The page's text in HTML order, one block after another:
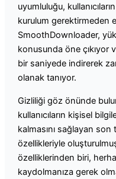
uyumluluğu,
kurulum gerektirmeden
SmoothDownloader,
konusunda öne çıkıyor
bir saniyede indirerek
olanak tanıyor.
Gizliliği göz önünde
kullanıcıların kişisel
kalmasını sağlayan
özellikleriyle
özelliklerinden biri,
kaydolmanıza gerek